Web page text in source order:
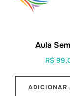
Aula
R$
ADICIONAR